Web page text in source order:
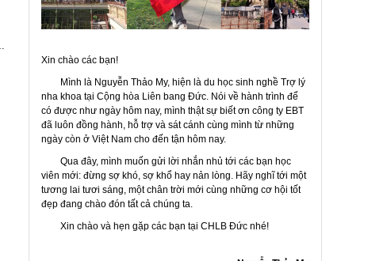
Xin chào các bạn!
Mình là Nguyễn Thảo My, hiện là du học sinh nghề Trợ lý
nha khoa tại Cộng hòa Liên bang Đức. Nói về hành trình để
có được như ngày hôm nay, mình thật sự biết ơn công ty EBT
đã luôn đồng hành, hỗ trợ và sát cánh cùng mình từ những
ngày còn ở Việt Nam cho đến tận hôm nay.
Qua đây, mình muốn gửi lời nhắn nhủ tới các bạn học
viên mới: đừng sợ khó, sợ khổ hay nản lòng. Hãy nghĩ tới một
tương lai tươi sáng, một chân trời mới cùng những cơ hội tốt
đẹp đang chào đón tất cả chúng ta.
Xin chào và hẹn gặp các bạn tại CHLB Đức nhé!